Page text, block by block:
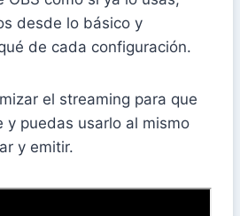
desde lo básico y
de cada configuración.
el streaming para que
puedas usarlo al mismo
y emitir.